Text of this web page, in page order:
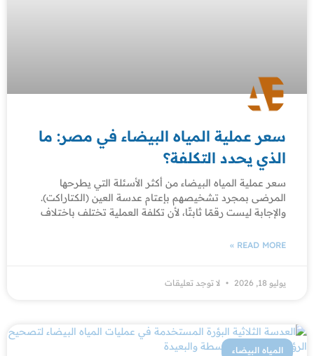
سعر عملية المياه البيضاء في مصر: ما
الذي يحدد التكلفة؟
سعر عملية المياه البيضاء من أكثر الأسئلة التي يطرحها
المرضى بمجرد تشخيصهم بإعتام عدسة العين (الكتاراكت).
والإجابة ليست رقمًا ثابتًا، لأن تكلفة العملية تختلف باختلاف
READ MORE »
يوليو 18, 2026 لا توجد تعليقات
المياه البيضاء